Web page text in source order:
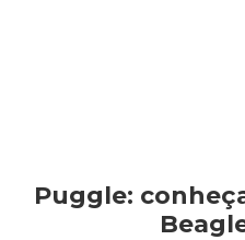
Puggle: